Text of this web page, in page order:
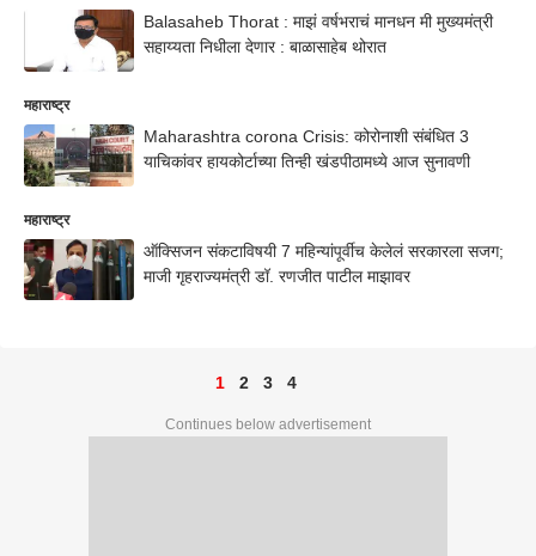
Balasaheb Thorat : माझं वर्षभराचं मानधन मी मुख्यमंत्री
सहाय्यता निधीला देणार : बाळासाहेब थोरात
महाराष्ट्र
Maharashtra corona Crisis: कोरोनाशी संबंधित 3
याचिकांवर हायकोर्टाच्या तिन्ही खंडपीठामध्ये आज सुनावणी
महाराष्ट्र
ऑक्सिजन संकटाविषयी 7 महिन्यांपूर्वीच केलेलं सरकारला सजग;
माजी गृहराज्यमंत्री डॉ. रणजीत पाटील माझावर
1 2 3 4
Continues below advertisement